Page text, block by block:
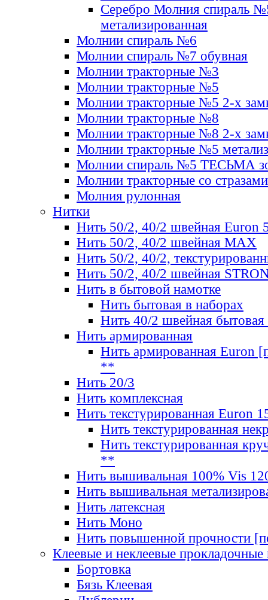
Серебро Молния спираль
метализированная
Молнии спираль №6
Молнии спираль №7 обувная
Молнии тракторные №3
Молнии тракторные №5
Молнии тракторные №5 2-х
Молнии тракторные №8
Молнии тракторные №8 2-х
Молнии тракторные №5
Молнии спираль №5 ТЕСЬМА
Молнии тракторные со стразами
Молния рулонная
Нитки
Нить 50/2, 40/2 швейная Euron
Нить 50/2, 40/2 швейная МАХ
Нить 50/2, 40/2,
Нить 50/2, 40/2 швейная
Нить в бытовой намотке
Нить бытовая в наборах
Нить 40/2 швейная бытовая
Нить армированная
Нить армированная Euron
**
Нить 20/3
Нить комплексная
Нить текстурированная Euron
Нить текстурированная
Нить текстурированная
**
Нить вышивальная 100% Vis
Нить вышивальная
Нить латексная
Нить Моно
Нить повышенной прочности
Клеевые и неклеевые прокладочные
Бортовка
Бязь Клеевая